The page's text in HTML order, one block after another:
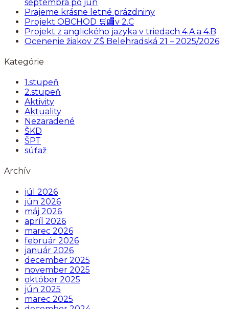
septembra po jún
Prajeme krásne letné prázdniny
Projekt OBCHOD 🛒🏬v 2.C
Projekt z anglického jazyka v triedach 4.A a 4.B
Ocenenie žiakov ZŠ Belehradská 21 – 2025/2026
Kategórie
1.stupeň
2.stupeň
Aktivity
Aktuality
Nezaradené
ŠKD
ŠPT
súťaž
Archív
júl 2026
jún 2026
máj 2026
apríl 2026
marec 2026
február 2026
január 2026
december 2025
november 2025
október 2025
jún 2025
marec 2025